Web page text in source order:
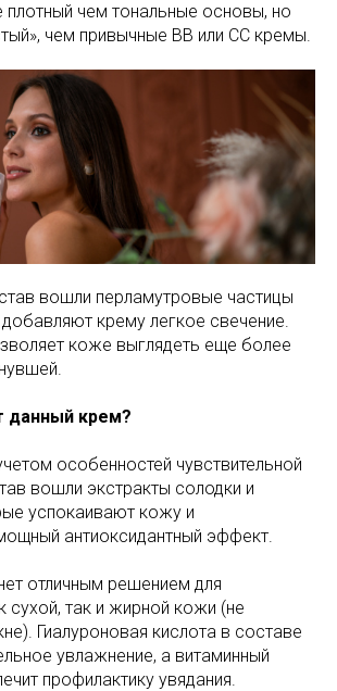
плотный чем тональные основы, но
чем привычные ВВ или СС кремы.
вошли перламутровые частицы
крему легкое свечение.
коже выглядеть еще более
данный крем?
особенностей чувствительной
вошли экстракты солодки и
успокаивают кожу и
антиоксидантный эффект.
отличным решением для
сухой, так и жирной кожи (не
Гиалуроновая кислота в составе
увлажнение, а витаминный
профилактику увядания.